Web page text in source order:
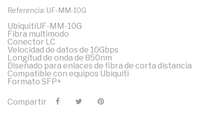
Referencia: UF-MM-10G
UbiquitiUF-MM-10G
Fibra multimodo
Conector LC
Velocidad de datos de 10Gbps
Longitud de onda de 850nm
Diseñado para enlaces de fibra de corta distancia
Compatible con equipos Ubiquiti
Formato SFP+
Compartir